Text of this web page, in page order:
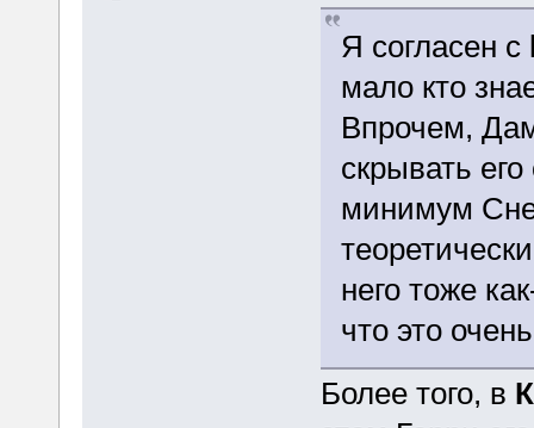
Я согласен
мало кто
Впрочем,
скрывать его
минимум
него тоже
что это
Более того, в